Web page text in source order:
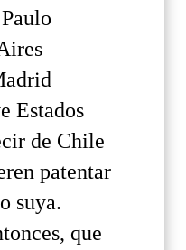
Estados
de Chile
patentar
suya.
que